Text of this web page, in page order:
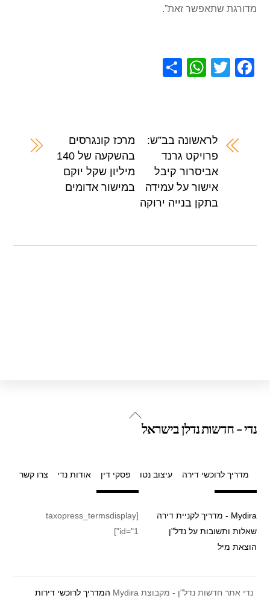
מדורגת שתאפשר זאת”.
F
b
T
W
A
p
p
לראשונה בב”ש:
פרויקט גרנד
אביסרור קיבל
אישור על עמידה
בתקן בנייה ירוקה
מרכז קונגרסים
בהשקעה של 140
מיליון שקל יוקם
במישור אדומים
Back
נדי - חדשות נדלן בישראל
מדריך לרוכשי דירה עיצוב נטו פסקי דין אודות נדי צרו קשר
Mydira - מדריך לקניית דירה
שאלות ותשובות על נדל"ן
הוצאת מיל
[taxopress_termsdisplay
id="1"]
נדי אתר חדשות נדל"ן - מקבוצת Mydira המדריך לרוכשי דירות